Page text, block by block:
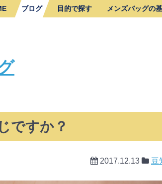
ブログ 目的で探す メンズバッグの
ですか？
2017.12.13 豆